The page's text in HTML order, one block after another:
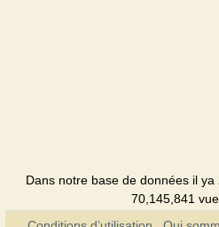
Dans notre base de données il
70,145,841